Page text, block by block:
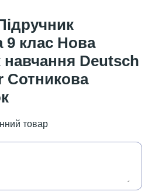
9 клас Нова
навчання Deutsch
Сотникова